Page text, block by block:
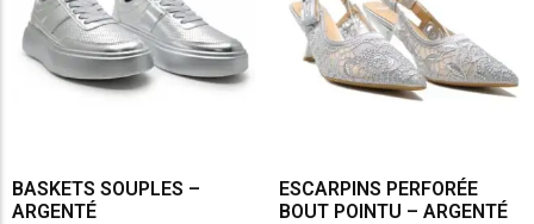
BASKETS SOUPLES –
ARGENTÉ
ESCARPINS PERFORÉE
BOUT POINTU – ARGENTÉ